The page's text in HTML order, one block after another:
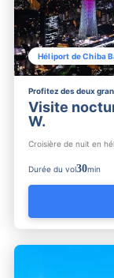
Héliport de Chiba
Profitez des deux
Visite
W.
Durée du vol30min